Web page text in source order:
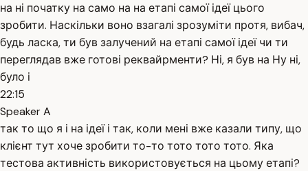
на ні початку на само на на етапі самої ідеї цього
зробити. Наскільки воно взагалі зрозуміти протя, вибач,
будь ласка, ти був залучений на етапі самої ідеї чи ти
переглядав вже готові реквайрменти? Ні, я був на Ну ні,
було і
22:15
Speaker A
так то що я і на ідеї і так, коли мені вже казали типу, що
клієнт тут хоче зробити то-то тото тото тото. Яка
тестова активність використовується на цьому етапі?